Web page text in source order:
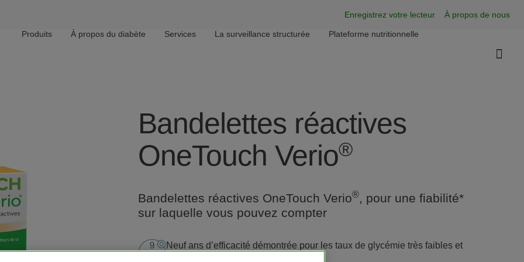
Super Menu
Enregistrez votre lecteur À propos de nous
Main navigation
Produits À propos du diabète Services La surveillance structurée Plateforme nutritionnelle
Bandelettes réactives
OneTouch Verio®
Bandelettes réactives OneTouch Verio®, pour une fiabilité*
sur laquelle vous pouvez compter
Image
Neuf ans d’efficacité démontrée pour les taux de glycémie très faibles et